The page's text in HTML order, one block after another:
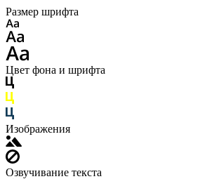
Размер шрифта
Цвет фона и шрифта
Изображения
Озвучивание текста